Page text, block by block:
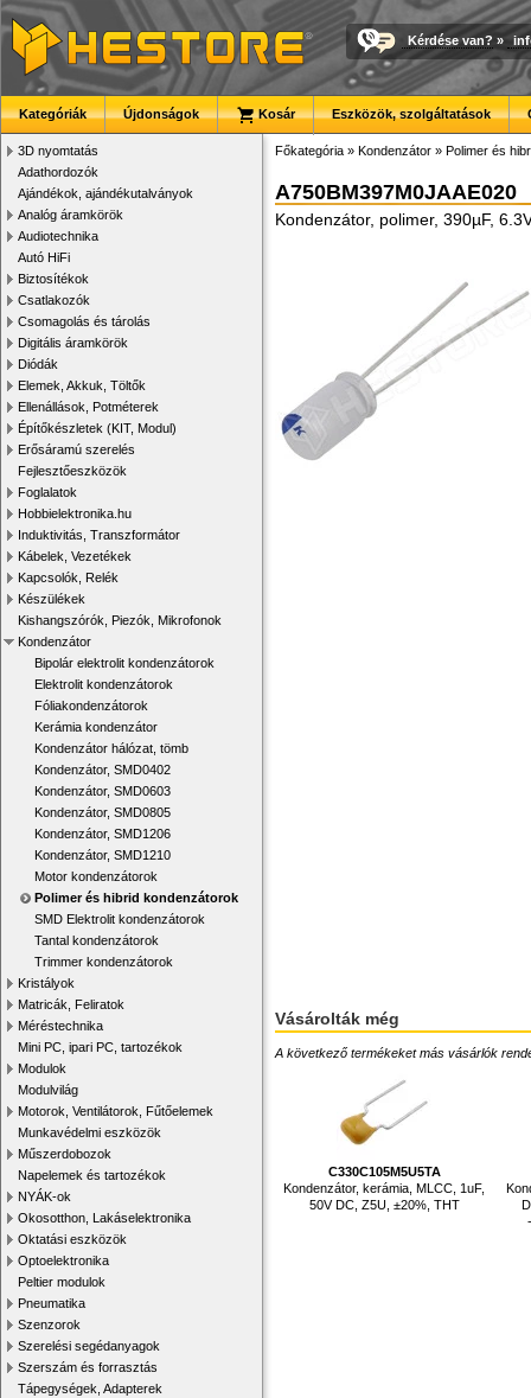
Kérdése van? »
Kategóriák Újdonságok Kosár Eszközök, szolgáltatások
3D nyomtatás
Adathordozók
Ajándékok, ajándékutalványok
Analóg áramkörök
Audiotechnika
Autó HiFi
Biztosítékok
Csatlakozók
Csomagolás és tárolás
Digitális áramkörök
Diódák
Elemek, Akkuk, Töltők
Ellenállások, Potméterek
Építőkészletek (KIT, Modul)
Erősáramú szerelés
Fejlesztőeszközök
Foglalatok
Hobbielektronika.hu
Induktivitás, Transzformátor
Kábelek, Vezetékek
Kapcsolók, Relék
Készülékek
Kishangszórók, Piezók, Mikrofonok
Kondenzátor
Bipolár elektrolit kondenzátorok
Elektrolit kondenzátorok
Fóliakondenzátorok
Kerámia kondenzátor
Kondenzátor hálózat, tömb
Kondenzátor, SMD0402
Kondenzátor, SMD0603
Kondenzátor, SMD0805
Kondenzátor, SMD1206
Kondenzátor, SMD1210
Motor kondenzátorok
Polimer és hibrid kondenzátorok
SMD Elektrolit kondenzátorok
Tantal kondenzátorok
Trimmer kondenzátorok
Kristályok
Matricák, Feliratok
Méréstechnika
Mini PC, ipari PC, tartozékok
Modulok
Modulvilág
Motorok, Ventilátorok, Fűtőelemek
Munkavédelmi eszközök
Műszerdobozok
Napelemek és tartozékok
NYÁK-ok
Okosotthon, Lakáselektronika
Oktatási eszközök
Optoelektronika
Peltier modulok
Pneumatika
Szenzorok
Szerelési segédanyagok
Szerszám és forrasztás
Tápegységek, Adapterek
Főkategória » Kondenzátor » Polimer és
A750BM397M0JAAE020
Kondenzátor, polimer, 390µF,
Vásárolták még
A következő termékeket más vásárlók
C330C105M5U5TA
Kondenzátor, kerámia, MLCC, 1uF,
50V DC, Z5U, ±20%, THT